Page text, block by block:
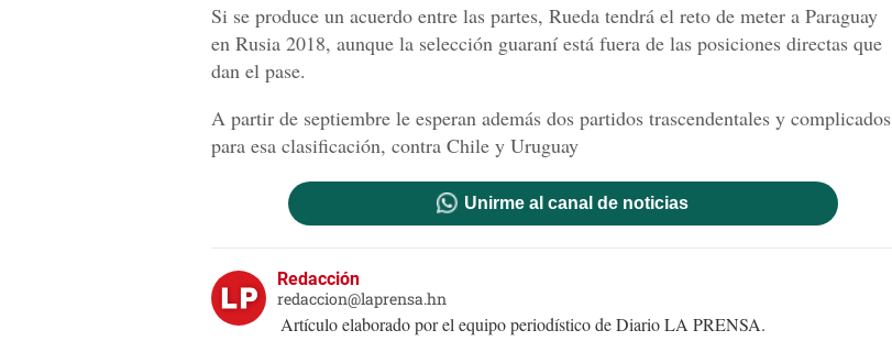
Si se produce un acuerdo entre las partes, Rueda tendrá el reto de meter a Paraguay
en Rusia 2018, aunque la selección guaraní está fuera de las posiciones directas que
dan el pase.
A partir de septiembre le esperan además dos partidos trascendentales y complicados
para esa clasificación, contra Chile y Uruguay
Unirme al canal de noticias
Redacción
redaccion@laprensa.hn
Artículo elaborado por el equipo periodístico de Diario LA PRENSA.